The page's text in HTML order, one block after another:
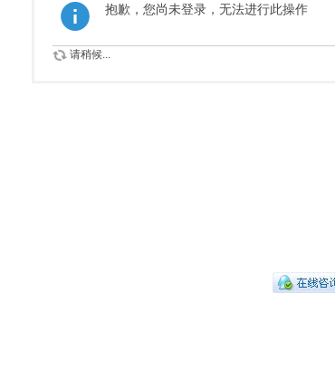
抱歉，您尚未登录，无法进行此操作
请稍候...